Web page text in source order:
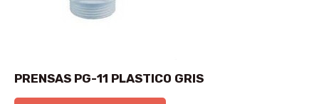
PRENSAS PG-11 PLASTICO GRIS